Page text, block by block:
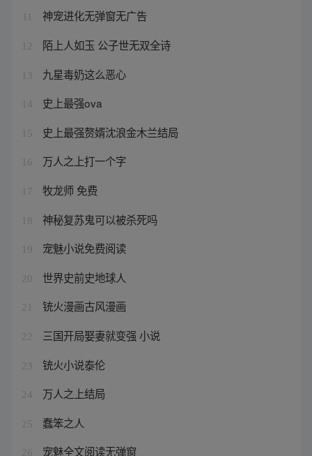
神宠进化无弹窗无广告
12 陌上人如玉 公子世无双全诗
13 九星毒奶这么恶心
14 史上最强ova
15 史上最强赘婿沈浪金木兰结局
16 万人之上打一个字
17 牧龙师 免费
18 神秘复苏鬼可以被杀死吗
19 宠魅小说免费阅读
20 世界史前史地球人
21 铳火漫画古风漫画
22 三国开局娶妻就变强 小说
23 铳火小说泰伦
24 万人之上结局
25 蠢笨之人
26 宠魅全文阅读无弹窗